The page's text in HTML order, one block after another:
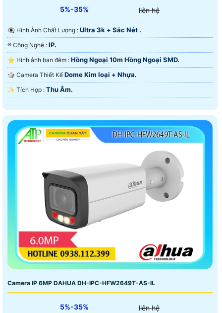
5%-35% liên hệ
👁️‍🗨 Hình Ành Chất Lượng : Ultra 3k + Sắc Nét .
®️ Công Nghệ : IP.
⭐ Hình ảnh ban đêm : Hồng Ngoại 10m Hồng Ngoại SMD.
🎲 Camera Thiết Kế Dome Kim loại + Nhựa.
️✨ Tích Hợp : Thu Âm.
Camera IP 6MP DAHUA DH-IPC-HFW2649T-AS-IL
5%-35% liên hệ